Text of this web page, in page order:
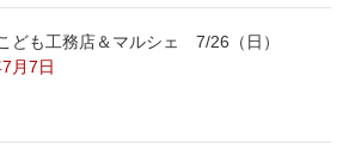
ども工務店＆マルシェ 7/26（日）
月7日